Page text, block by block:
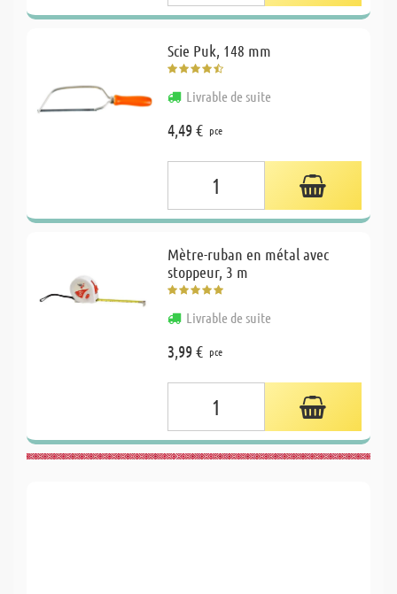
Scie Puk, 148 mm
Livrable de suite
4,49 € pce
Mètre-ruban en métal avec
stoppeur, 3 m
Livrable de suite
3,99 € pce